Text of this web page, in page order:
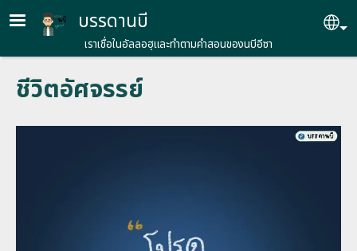
Skip to main content
บรรดานบี
เราเชื่อในอัลลอฮฺและทำตามคำสอนของนบีอีซา
ชีวิตอัศจรรย์